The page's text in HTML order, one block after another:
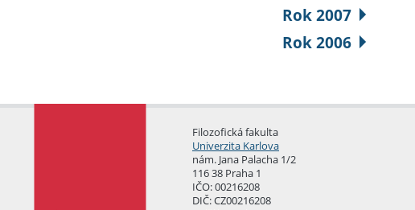
Rok 2007
Rok 2006
Filozofická fakulta
Univerzita Karlova
nám. Jana Palacha 1/2
116 38 Praha 1
IČO: 00216208
DIČ: CZ00216208